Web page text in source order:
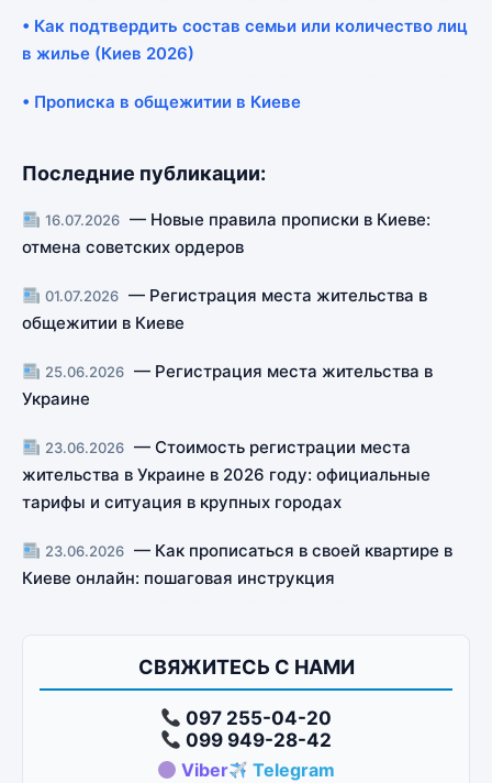
• Как подтвердить состав семьи или количество лиц
в жилье (Киев 2026)
• Прописка в общежитии в Киеве
Последние публикации:
16.07.2026 — Новые правила прописки в Киеве:
отмена советских ордеров
01.07.2026 — Регистрация места жительства в
общежитии в Киеве
25.06.2026 — Регистрация места жительства в
Украине
23.06.2026 — Стоимость регистрации места
жительства в Украине в 2026 году: официальные
тарифы и ситуация в крупных городах
23.06.2026 — Как прописаться в своей квартире в
Киеве онлайн: пошаговая инструкция
СВЯЖИТЕСЬ С НАМИ
097 255-04-20
099 949-28-42
Viber
Telegram